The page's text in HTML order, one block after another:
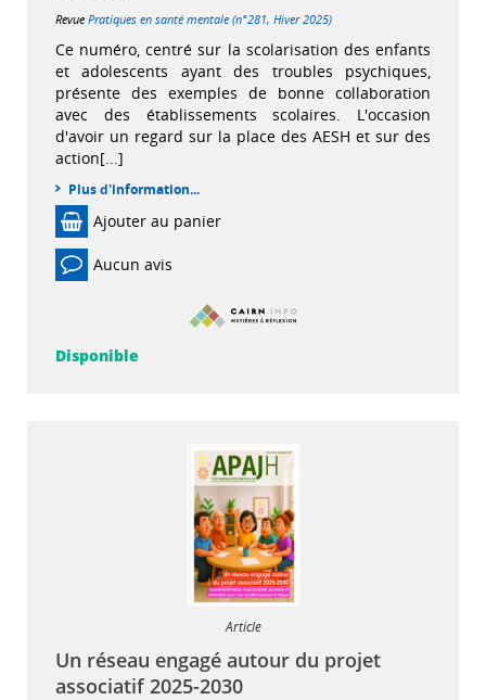
Revue Pratiques en santé mentale (n°281, Hiver 2025)
Ce numéro, centré sur la scolarisation des enfants
et adolescents ayant des troubles psychiques,
présente des exemples de bonne collaboration
avec des établissements scolaires. L'occasion
d'avoir un regard sur la place des AESH et sur des
action[...]
Plus d'information...
Ajouter au panier
Aucun avis
Disponible
Article
Un réseau engagé autour du projet
associatif 2025-2030